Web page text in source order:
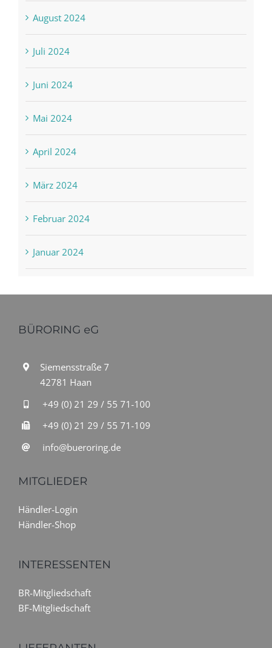
August 2024
Juli 2024
Juni 2024
Mai 2024
April 2024
März 2024
Februar 2024
Januar 2024
BÜRORING eG
Siemensstraße 7
42781 Haan
+49 (0) 21 29 / 55 71-100
+49 (0) 21 29 / 55 71-109
info@bueroring.de
MITGLIEDER
Händler-Login
Händler-Shop
INTERESSENTEN
BR-Mitgliedschaft
BF-Mitgliedschaft